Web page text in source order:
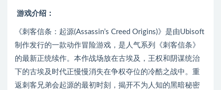
游戏介绍：
《刺客信条：起源(Assassin’s Creed Origins)》是由Ubisoft
制作发行的一款动作冒险游戏，是人气系列《刺客信条》
的最新正统续作。本作战场放在古埃及，王权和阴谋统治
下的古埃及时代正慢慢消失在争权夺位的冷酷之战中。重
返刺客兄弟会起源的最初时刻，揭开不为人知的黑暗秘密